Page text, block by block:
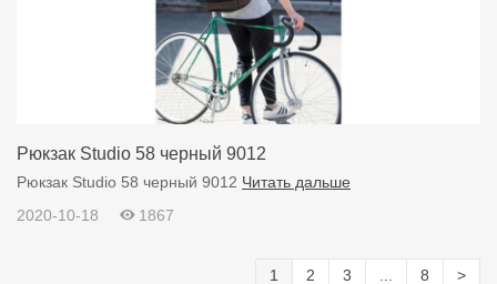
Рюкзак Studio 58 черный 9012
Рюкзак Studio 58 черный 9012 Читать дальше
2020-10-18
1867
1 2 3 8 >